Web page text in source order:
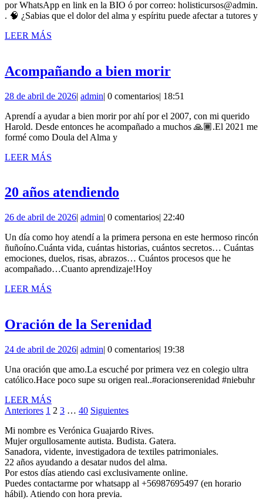
Holísticas
para
2026
por WhatsApp en link en la BIO ó por correo: holisticursos@admin.
. 🧠 ¿Sabias que el dolor del alma y espíritu puede afectar a tutores y
LEER MÁS
Acompañando a bien morirAcompañando
bien
morir
28 de abril de 202628
abril
de
2026
| adminadmin
| 0 comentarios| 18:51
Aprendí a ayudar a bien morir por ahí por el 2007, con mi querido
Harold. Desde entonces he acompañado a muchos 🙏🏾.El 2021 me
formé como Doula del Alma y
LEER MÁS
20 años atendiendo
atendiendo
26 de abril de 202626
abril
de
2026
| adminadmin
| 0 comentarios| 22:40
Un día como hoy atendí a la primera persona en este hermoso rincón
ñuñoíno.Cuánta vida, cuántas historias, cuántos secretos… Cuántas
emociones, duelos, risas, abrazos… Cuántos procesos que he
acompañado…Cuanto aprendizaje!Hoy
LEER MÁS
Oración de la Serenidad
la
Serenidad
24 de abril de 202624
abril
de
| adminadmin
| 0 comentarios| 19:38
Una oración que amo.La escuché por primera vez en colegio ultra
católico.Hace poco supe su origen real..#oracionserenidad #niebuhr
LEER MÁS
MÁS
Paginación
de
entradas
Anteriores 1 2 3 … 40 Siguientes
Mi nombre es Verónica Guajardo Rives.
Mujer orgullosamente autista. Budista. Gatera.
Sanadora, vidente, investigadora de textiles patrimoniales.
22 años ayudando a desatar nudos del alma.
Por estos días atiendo casi exclusivamente online.
Puedes contactarme por whatsapp al +56987695497 (en horario
hábil). Atiendo con hora previa.